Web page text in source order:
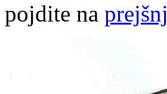
pojdite na